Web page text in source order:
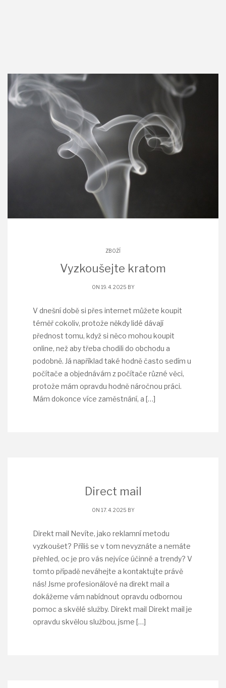
ZBOŽÍ
Vyzkoušejte kratom
ON 19. 4. 2025 BY
V dnešní době si přes internet můžete koupit
téměř cokoliv, protože někdy lidé dávají
přednost tomu, když si něco mohou koupit
online, než aby třeba chodili do obchodu a
podobně. Já například také hodně často sedím u
počítače a objednávám z počítače různé věci,
protože mám opravdu hodně náročnou práci.
Mám dokonce více zaměstnání, a […]
Direct mail
ON 17. 4. 2025 BY
Direkt mail Nevíte, jako reklamní metodu
vyzkoušet? Příliš se v tom nevyznáte a nemáte
přehled, oc je pro vás nejvíce účinné a trendy? V
tomto případě neváhejte a kontaktujte právě
nás! Jsme profesionálové na direkt mail a
dokážeme vám nabídnout opravdu odbornou
pomoc a skvělé služby. Direkt mail Direkt mail je
opravdu skvělou službou, jsme […]